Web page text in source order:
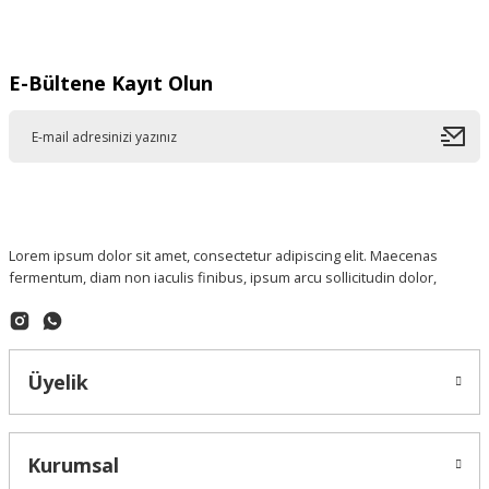
E-Bültene Kayıt Olun
Lorem ipsum dolor sit amet, consectetur adipiscing elit. Maecenas
fermentum, diam non iaculis finibus, ipsum arcu sollicitudin dolor,
Üyelik
Kurumsal